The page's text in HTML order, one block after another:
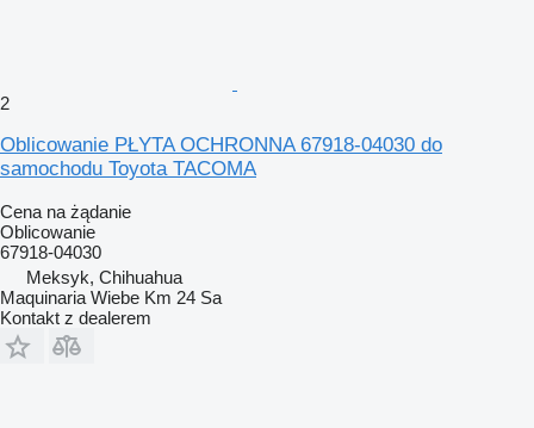
2
Oblicowanie PŁYTA OCHRONNA 67918-04030 do
samochodu Toyota TACOMA
Cena na żądanie
Oblicowanie
67918-04030
Meksyk, Chihuahua
Maquinaria Wiebe Km 24 Sa
Kontakt z dealerem